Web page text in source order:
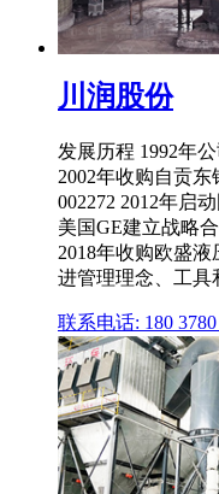
川润股份
发展历程 1992年
2002年收购自贡
002272 2012年启
美国GE建立战略
2018年收购欧盛
进管理理念、工具
联系电话: 180 3780